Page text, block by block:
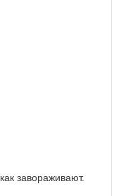
завораживают.